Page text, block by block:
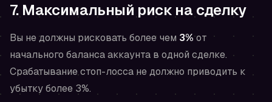
7. Максимальный риск на сделку
Вы не должны рисковать более чем 3%от
начального баланса аккаунта в одной сделке.
Срабатывание стоп-лосса не должно приводить к
убытку более 3%.